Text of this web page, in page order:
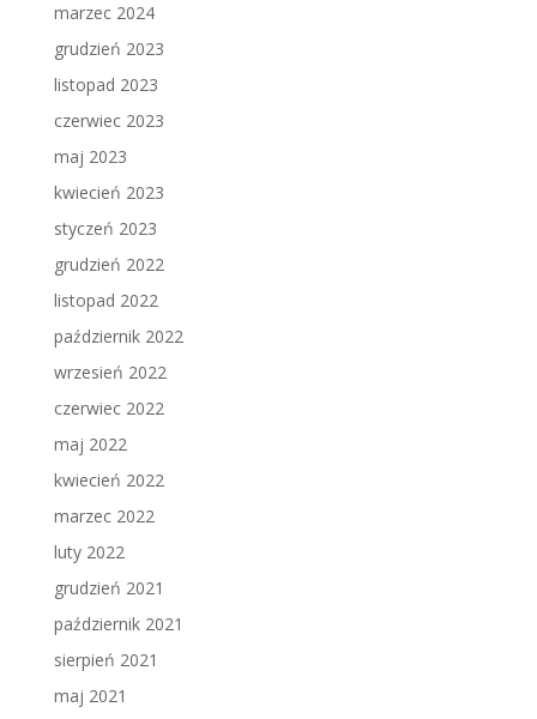
marzec 2024
grudzień 2023
listopad 2023
czerwiec 2023
maj 2023
kwiecień 2023
styczeń 2023
grudzień 2022
listopad 2022
październik 2022
wrzesień 2022
czerwiec 2022
maj 2022
kwiecień 2022
marzec 2022
luty 2022
grudzień 2021
październik 2021
sierpień 2021
maj 2021